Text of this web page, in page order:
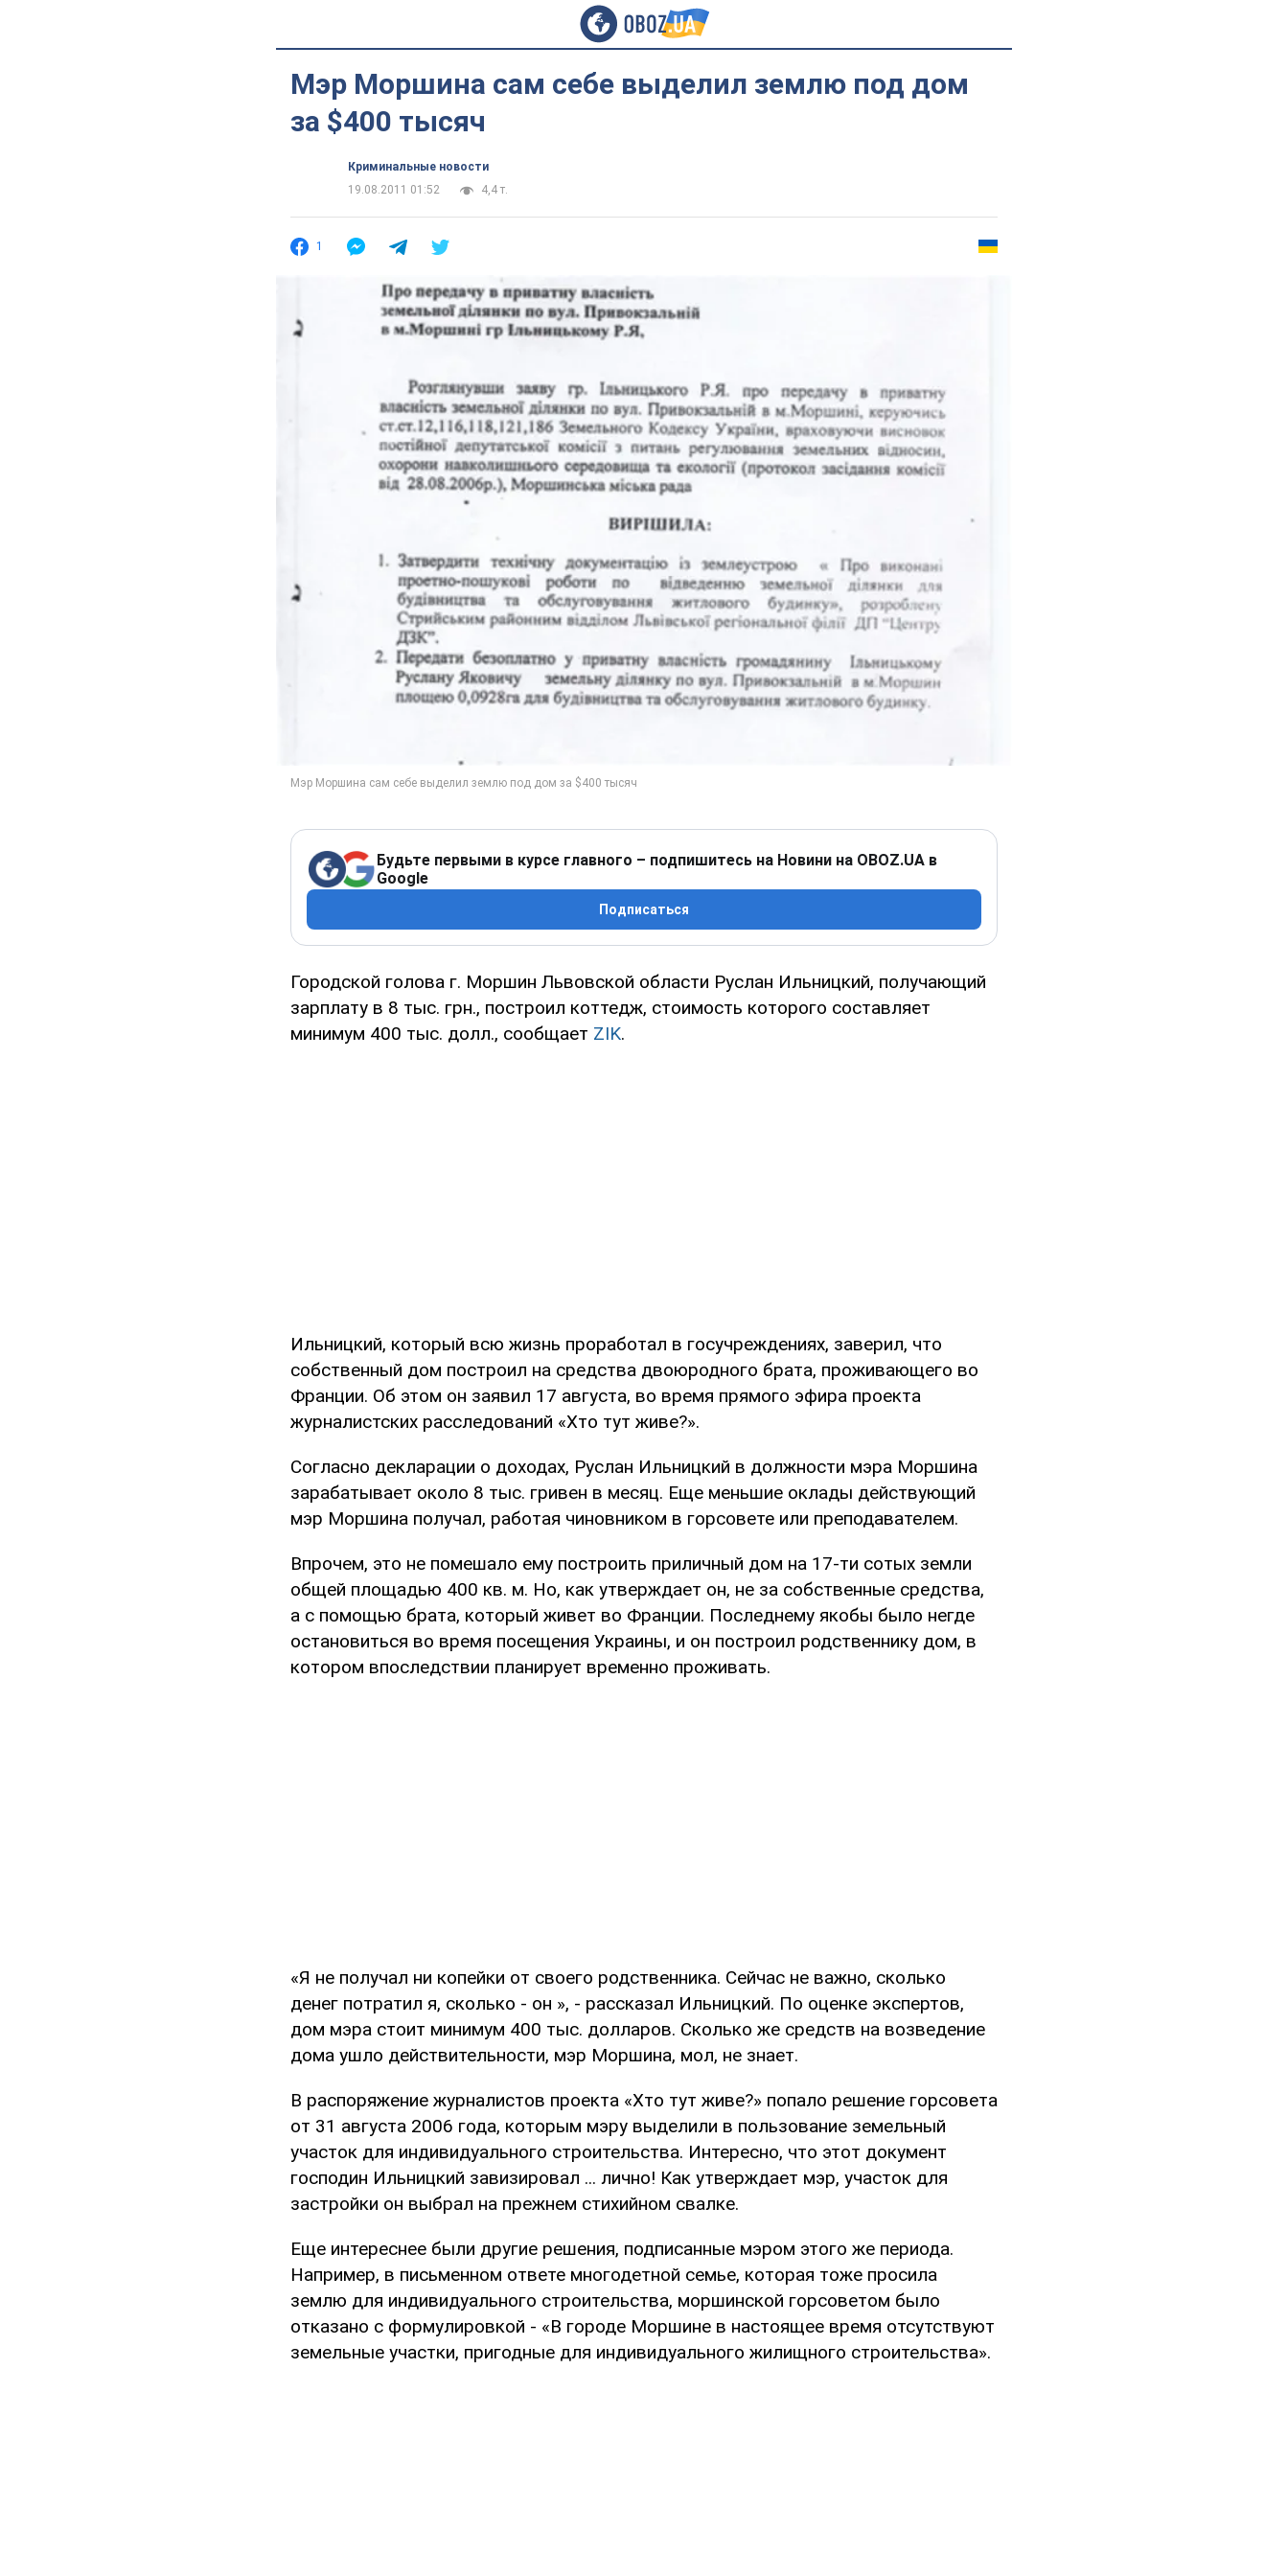
Мэр Моршина сам себе выделил землю под дом
за $400 тысяч
Криминальные новости
19.08.2011 01:52
4,4 т.
1
Будьте первыми в курсе главного – подпишитесь на Новини на OBOZ.UA в
Google
Подписаться
Городской голова г. Моршин Львовской области Руслан Ильницкий, получающий
зарплату в 8 тыс. грн., построил коттедж, стоимость которого составляет
минимум 400 тыс. долл., сообщает ZIK.
Ильницкий, который всю жизнь проработал в госучреждениях, заверил, что
собственный дом построил на средства двоюродного брата, проживающего во
Франции. Об этом он заявил 17 августа, во время прямого эфира проекта
журналистских расследований «Хто тут живе?».
Согласно декларации о доходах, Руслан Ильницкий в должности мэра Моршина
зарабатывает около 8 тыс. гривен в месяц. Еще меньшие оклады действующий
мэр Моршина получал, работая чиновником в горсовете или преподавателем.
Впрочем, это не помешало ему построить приличный дом на 17-ти сотых земли
общей площадью 400 кв. м. Но, как утверждает он, не за собственные средства,
а с помощью брата, который живет во Франции. Последнему якобы было негде
остановиться во время посещения Украины, и он построил родственнику дом, в
котором впоследствии планирует временно проживать.
«Я не получал ни копейки от своего родственника. Сейчас не важно, сколько
денег потратил я, сколько - он », - рассказал Ильницкий. По оценке экспертов,
дом мэра стоит минимум 400 тыс. долларов. Сколько же средств на возведение
дома ушло действительности, мэр Моршина, мол, не знает.
В распоряжение журналистов проекта «Хто тут живе?» попало решение горсовета
от 31 августа 2006 года, которым мэру выделили в пользование земельный
участок для индивидуального строительства. Интересно, что этот документ
господин Ильницкий завизировал ... лично! Как утверждает мэр, участок для
застройки он выбрал на прежнем стихийном свалке.
Еще интереснее были другие решения, подписанные мэром этого же периода.
Например, в письменном ответе многодетной семье, которая тоже просила
землю для индивидуального строительства, моршинской горсоветом было
отказано с формулировкой - «В городе Моршине в настоящее время отсутствуют
земельные участки, пригодные для индивидуального жилищного строительства».